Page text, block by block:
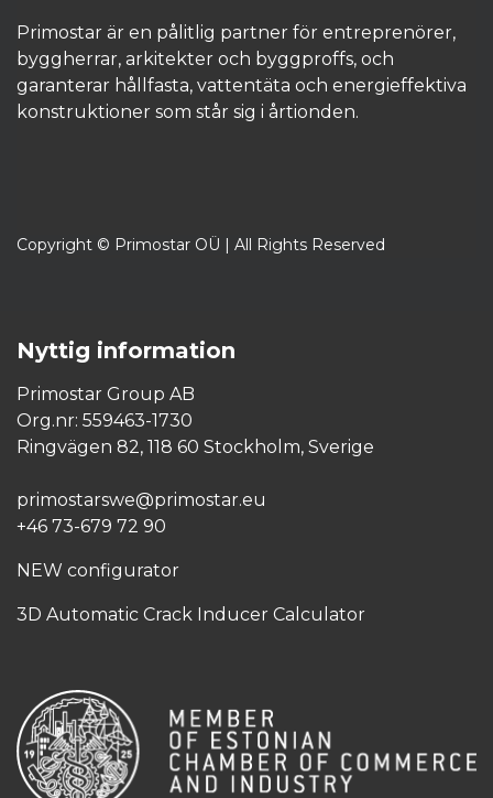
Primostar är en pålitlig partner för entreprenörer,
byggherrar, arkitekter och byggproffs, och
garanterar hållfasta, vattentäta och energieffektiva
konstruktioner som står sig i årtionden.​
Copyright © Primostar OÜ | All Rights Reserved
Nyttig information
Primostar Group AB
Org.nr: 559463-1730
Ringvägen 82, 118 60 Stockholm, Sverige
primostarswe@primostar.eu​
+46 73-679 72 90
NEW configurator
3D Automatic Crack Inducer Calculator